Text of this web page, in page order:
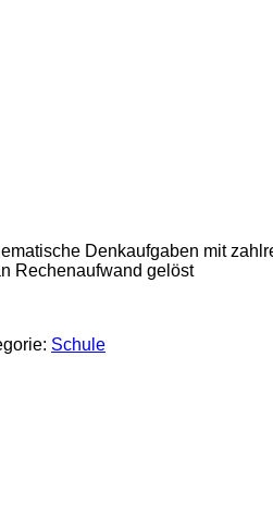
Denkaufgaben mit
Rechenaufwand gelöst
Schule